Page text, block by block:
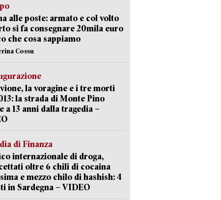
alle poste: armato e col volto
si fa consegnare 20mila euro
che cosa sappiamo
Cossu
la voragine e i tre morti
la strada di Monte Pino
a 13 anni dalla tragedia –
di Finanza
internazionale di droga,
oltre 6 chili di cocaina
e mezzo chilo di hashish: 4
in Sardegna – VIDEO